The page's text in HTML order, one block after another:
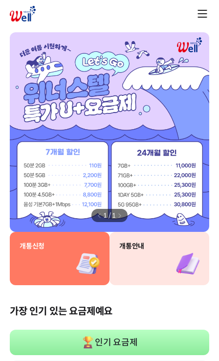
1 /1
개통신청 개통안내
가장 인기 있는 요금제예요
인기 요금제